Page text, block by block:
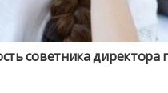
советника директора